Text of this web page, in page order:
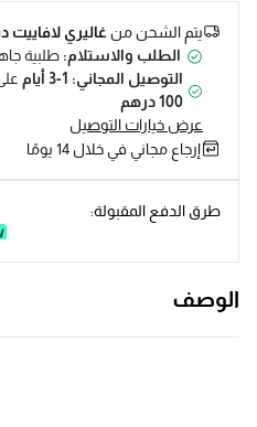
يتم الشحن منغاليري لافاييت
الطلب والاستلام: طلبية
التوصيل المجاني: 1-3 أيام
100 درهم
عرض خيارات التوصيل
إرجاع مجاني في خلال 14 يومًا
طرق الدفع المقبولة:
الوصف